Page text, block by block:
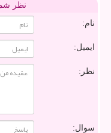
نظر
نام:
ایمیل:
نظر:
سوال: